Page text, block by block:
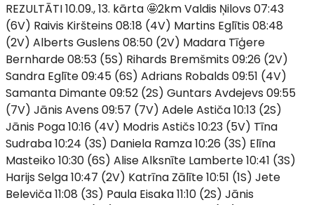
REZULTĀTI 10.09., 13. kārta 🤩2km Valdis Ņilovs 07:43
(6V) Raivis Kiršteins 08:18 (4V) Martins Eglītis 08:48
(2V) Alberts Guslens 08:50 (2V) Madara Tīģere
Bernharde 08:53 (5S) Rihards Bremšmits 09:26 (2V)
Sandra Eglīte 09:45 (6S) Adrians Robalds 09:51 (4V)
Samanta Dimante 09:52 (2S) Guntars Avdejevs 09:55
(7V) Jānis Avens 09:57 (7V) Adele Astiča 10:13 (2S)
Jānis Poga 10:16 (4V) Modris Astičs 10:23 (5V) Tīna
Sudraba 10:24 (3S) Daniela Ramza 10:26 (3S) Elīna
Masteiko 10:30 (6S) Alise Alksnīte Lamberte 10:41 (3S)
Harijs Selga 10:47 (2V) Katrīna Zālīte 10:51 (1S) Jete
Beleviča 11:08 (3S) Paula Eisaka 11:10 (2S) Jānis